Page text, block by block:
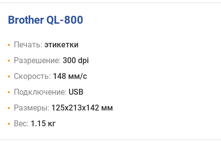
Brother QL-800
Печать: этикетки
Разрешение: 300 dpi
Скорость: 148 мм/с
Подключение: USB
Размеры: 125x213x142 мм
Вес: 1.15 кг